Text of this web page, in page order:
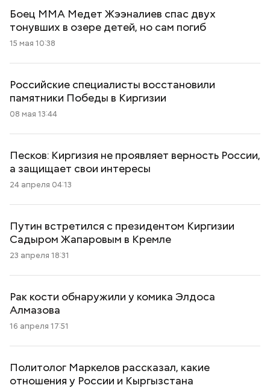
Боец ММА Медет Жээналиев спас двух
тонувших в озере детей, но сам погиб
15 мая 10:38
Российские специалисты восстановили
памятники Победы в Киргизии
08 мая 13:44
Песков: Киргизия не проявляет верность России,
а защищает свои интересы
24 апреля 04:13
Путин встретился с президентом Киргизии
Садыром Жапаровым в Кремле
23 апреля 18:31
Рак кости обнаружили у комика Элдоса
Алмазова
16 апреля 17:51
Политолог Маркелов рассказал, какие
отношения у России и Кыргызстана